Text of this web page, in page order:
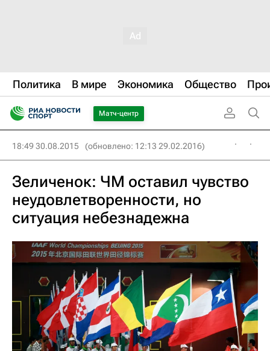
Политика В мире Экономика Общество
Матч-центр
18:49 30.08.2015 (обновлено: 12:13 29.02.2016)
Зеличенок: ЧМ оставил чувство
неудовлетворенности, но
ситуация небезнадежна